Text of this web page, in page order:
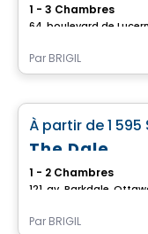
1 - 3 Chambres
64, boulevard de
Par BRIGIL
À partir de1 595
The Dale
1 - 2 Chambres
121, av. Parkdale,
Par BRIGIL